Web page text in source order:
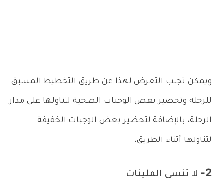
ويمكن تجنب التعرض لهذا عن طريق التخطيط المسبق
للرحلة وتحضير بعض الوحبات الصحية لتناولها على مدار
الرحلة، بالإضافة لتحضير بعض الوجبات الخفيفة
لتناولها أثناء الطريق.
2- لا تنسى الملينات